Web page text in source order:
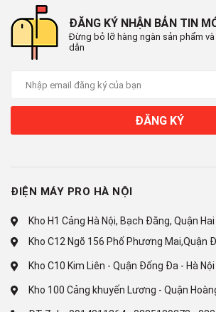
Hiệu suất sử dụng điện:
26 Wh/ kg
Công nghệ giặt
Chương trình giặt:
Giặt nhanh 30 phút
Đồ len
ĐĂNG KÝ NHẬN BẢN TIN
Đừng bỏ lỡ hàng ngàn sản phẩm
dẫn
ĐĂNG KÝ
ĐIỆN MÁY PRO HÀ NỘI
Kho H1 Cảng Hà Nội, Bạch Đằng, Quận
Kho C12 Ngõ 156 Phố Phương Mai,Quận
Kho C10 Kim Liên - Quận Đống Đa - Hà Nội
Kho 100 Cảng khuyến Lương - Quận